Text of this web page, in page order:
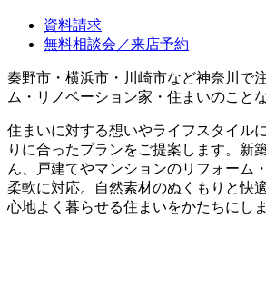
資料請求
無料相談会／来店予約
秦野市・横浜市・川崎市など神奈川で
ム・リノベーション家・住まいのこと
住まいに対する想いやライフスタイル
りに合ったプランをご提案します。新
ん、戸建てやマンションのリフォーム
柔軟に対応。自然素材のぬくもりと快
心地よく暮らせる住まいをかたちにしま